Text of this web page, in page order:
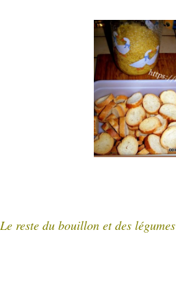
Le reste du bouillon et des